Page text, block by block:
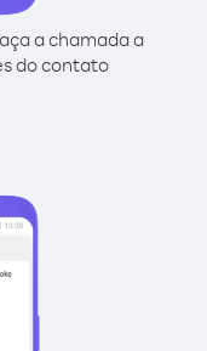
a chamada a
do contato